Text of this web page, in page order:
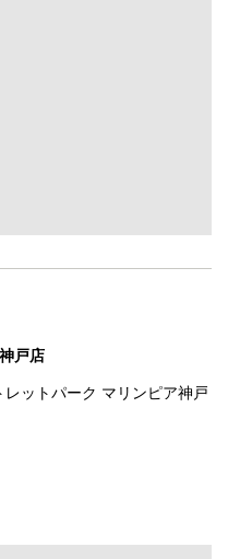
戸店
ットパーク マリンピア神戸